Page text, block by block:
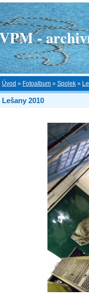
-
Úvod » Fotoalbum » Spolek »
Lešany 2010